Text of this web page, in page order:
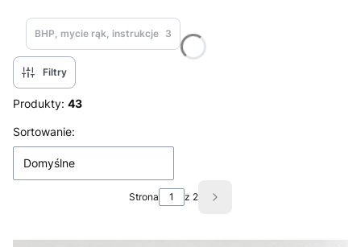
BHP, mycie rąk, instrukcje 3
Filtry
Produkty: 43
Lista produktów
Sortowanie:
Domyślne
Strona z 2 Następne produkty